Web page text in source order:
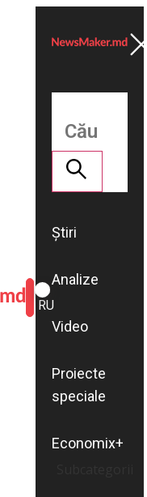
ROMÂNĂ
RU
Știri
Analize
Video
Proiecte
speciale
Economix+